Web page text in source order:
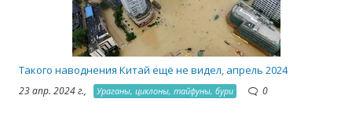
Такого наводнения Китай ещё не видел, апрель 2024
23 апр. 2024 г., Ураганы, циклоны, тайфуны, бури 0